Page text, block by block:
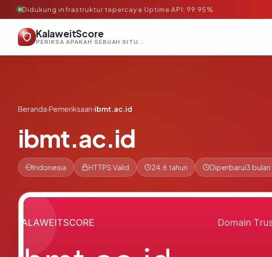
Didukung infrastruktur tepercaya·Uptime API: 99.95%
KalaweitScore
PERIKSA APAKAH SEBUAH SITUS AMAN, TEPERCAYA, DAN TERVERIFIKASI DALAM HITUNGAN DETIK.
Beranda›Pemeriksaan›ibmt.ac.id
ibmt.ac.id
Indonesia HTTPS Valid 24.6 tahun Diperbarui3 bulan